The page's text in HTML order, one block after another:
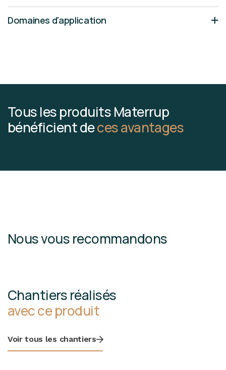
Domaines d'application
Tous les produits Materrup
bénéficient deces avantages
Nous vous recommandons
Chantiers réalisés
avec ce produit
Voir tous les chantiers